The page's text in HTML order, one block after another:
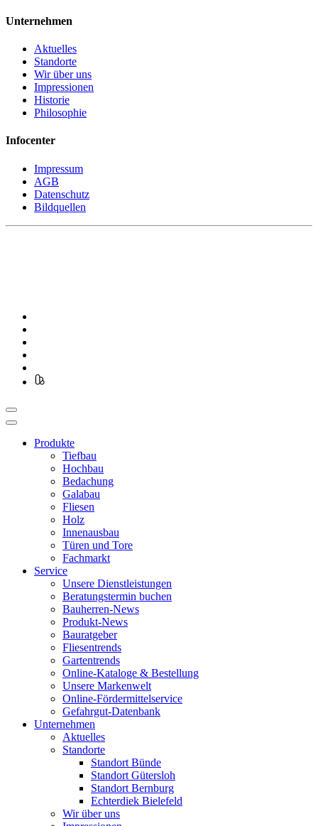
Unternehmen
Aktuelles
Standorte
Wir über uns
Impressionen
Historie
Philosophie
Infocenter
Impressum
AGB
Datenschutz
Bildquellen
Produkte
Tiefbau
Hochbau
Bedachung
Galabau
Fliesen
Holz
Innenausbau
Türen und Tore
Fachmarkt
Service
Unsere Dienstleistungen
Beratungstermin buchen
Bauherren-News
Produkt-News
Bauratgeber
Fliesentrends
Gartentrends
Online-Kataloge & Bestellung
Unsere Markenwelt
Online-Fördermittelservice
Gefahrgut-Datenbank
Unternehmen
Aktuelles
Standorte
Standort Bünde
Standort Gütersloh
Standort Bernburg
Echterdiek Bielefeld
Wir über uns